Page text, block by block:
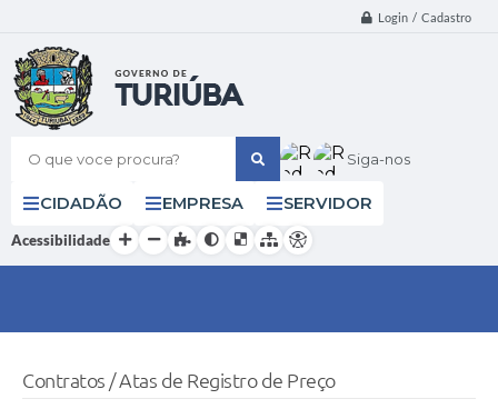
Login / Cadastro
O que voce procura? Siga-nos
CIDADÃO EMPRESA SERVIDOR
Acessibilidade
Contratos / Atas de Registro de Preço